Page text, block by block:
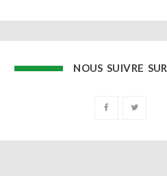
NOUS SUIVRE SUR